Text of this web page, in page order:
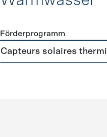
Förderprogramme
Förderprogramm
Capteurs solaires